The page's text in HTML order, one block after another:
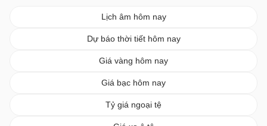
Lịch âm hôm nay
Dự báo thời tiết hôm nay
Giá vàng hôm nay
Giá bạc hôm nay
Tỷ giá ngoại tệ